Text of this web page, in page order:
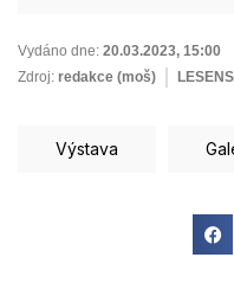
Vydáno dne: 20.03.2023, 15:00
Zdroj: redakce (moš)
Výstava